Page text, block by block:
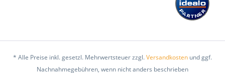
* Alle Preise inkl. gesetzl. Mehrwertsteuer zzgl.Versandkosten und ggf.
Nachnahmegebühren, wenn nicht anders beschrieben